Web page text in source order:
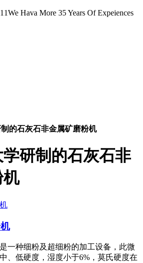
We Hava More 35 Years Of Expeiences
的石灰石非金属矿磨粉机
研制的石灰石非
机
一种细粉及超细粉的加工设备，此微
、低硬度，湿度小于6%，莫氏硬度在